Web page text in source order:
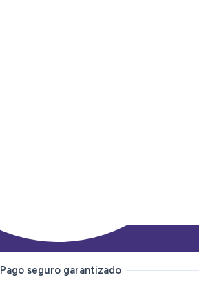
Pago seguro garantizado